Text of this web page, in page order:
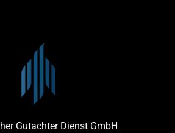
Gutachter Dienst GmbH